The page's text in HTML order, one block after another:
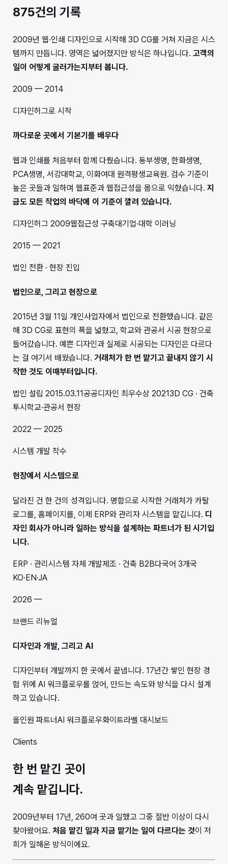
875건의 기록
2009년 웹·인쇄 디자인으로 시작해 3D CG를 거쳐 지금은 시스
템까지 만듭니다. 영역은 넓어졌지만 방식은 하나입니다. 고객의
일이 어떻게 굴러가는지부터 봅니다.
2009 — 2014
디자인허그로 시작
까다로운 곳에서 기본기를 배우다
웹과 인쇄를 처음부터 함께 다뤘습니다. 동부생명, 한화생명,
PCA생명, 서강대학교, 이화여대 원격평생교육원. 검수 기준이
높은 곳들과 일하며 웹표준과 웹접근성을 몸으로 익혔습니다. 지
금도 모든 작업의 바닥에 이 기준이 깔려 있습니다.
디자인허그 2009웹접근성 구축대기업·대학 이러닝
2015 — 2021
법인 전환 · 현장 진입
법인으로, 그리고 현장으로
2015년 3월 11일 개인사업자에서 법인으로 전환했습니다. 같은
해 3D CG로 표현의 폭을 넓혔고, 학교와 관공서 시공 현장으로
들어갔습니다. 예쁜 디자인과 실제로 시공되는 디자인은 다르다
는 걸 여기서 배웠습니다. 거래처가 한 번 맡기고 끝내지 않기 시
작한 것도 이때부터입니다.
법인 설립 2015.03.11공공디자인 최우수상 20213D CG · 건축
투시 학교·관공서 현장
2022 — 2025
시스템 개발 착수
현장에서 시스템으로
달라진 건 한 건의 성격입니다. 명함으로 시작한 거래처가 카탈
로그를, 홈페이지를, 이제 ERP와 관리자 시스템을 맡깁니다. 디
자인 회사가 아니라 일하는 방식을 설계하는 파트너가 된 시기입
니다.
ERP · 관리시스템 자체 개발제조 · 건축 B2B다국어 3개국
KO·EN·JA
2026 —
브랜드 리뉴얼
디자인과 개발, 그리고 AI
디자인부터 개발까지 한 곳에서 끝냅니다. 17년간 쌓인 현장 경
험 위에 AI 워크플로우를 얹어, 만드는 속도와 방식을 다시 설계
하고 있습니다.
올인원 파트너AI 워크플로우화이트라벨 대시보드
Clients
한 번 맡긴 곳이
계속 맡깁니다.
2009년부터 17년, 260여 곳과 일했고 그중 절반 이상이 다시
찾아왔어요. 처음 맡긴 일과 지금 맡기는 일이 다르다는 것이 저
희가 일해온 방식이에요.